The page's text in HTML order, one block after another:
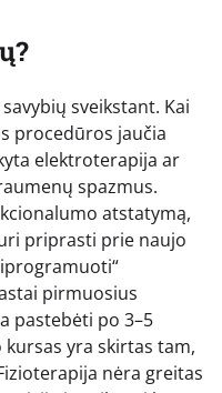
sveikstant. Kai
procedūros jaučia
elektroterapija ar
spazmus.
atstatymą,
priprasti prie naujo
pirmuosius
pastebėti po 3–5
yra skirtas tam,
nėra greitas